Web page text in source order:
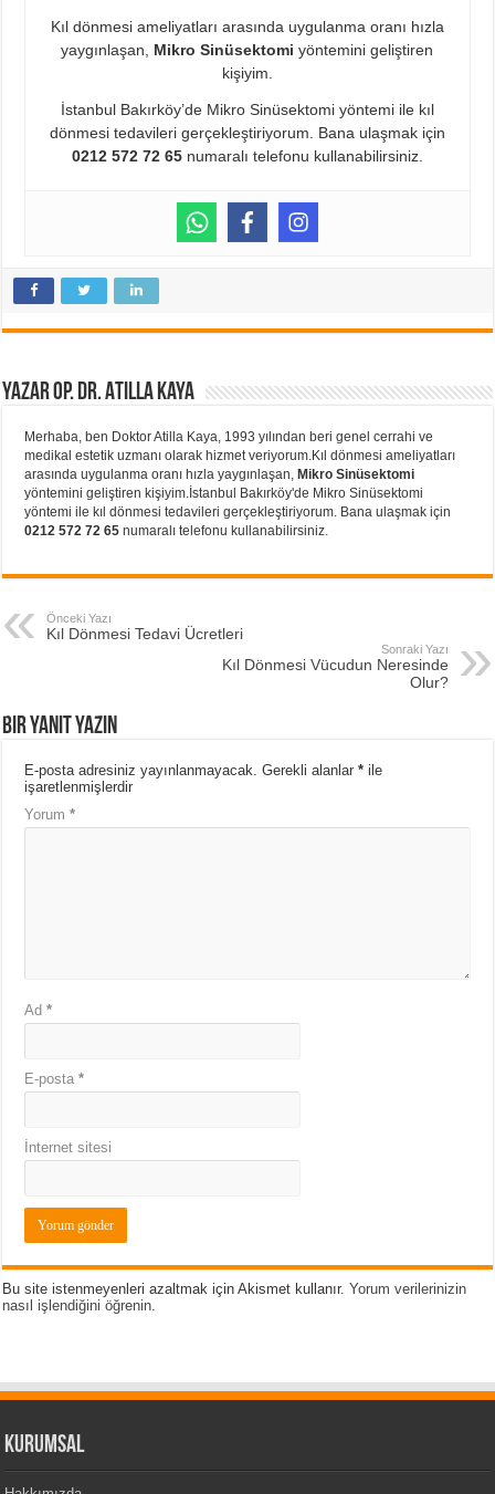
Kıl dönmesi ameliyatları arasında uygulanma oranı hızla
yaygınlaşan, Mikro Sinüsektomi yöntemini geliştiren
kişiyim.
İstanbul Bakırköy’de Mikro Sinüsektomi yöntemi ile kıl
dönmesi tedavileri gerçekleştiriyorum. Bana ulaşmak için
0212 572 72 65numaralı telefonu kullanabilirsiniz.
Yazar Op. Dr. Atilla Kaya
Merhaba, ben Doktor Atilla Kaya, 1993 yılından beri genel cerrahi ve
medikal estetik uzmanı olarak hizmet veriyorum.Kıl dönmesi ameliyatları
arasında uygulanma oranı hızla yaygınlaşan,Mikro Sinüsektomi
yöntemini geliştiren kişiyim.İstanbul Bakırköy'de Mikro Sinüsektomi
yöntemi ile kıl dönmesi tedavileri gerçekleştiriyorum. Bana ulaşmak için
0212 572 72 65 numaralı telefonu kullanabilirsiniz.
Önceki Yazı
Kıl Dönmesi Tedavi Ücretleri
Sonraki Yazı
Kıl Dönmesi Vücudun Neresinde
Olur?
Bir yanıt yazın
E-posta adresiniz yayınlanmayacak. Gerekli alanlar* ile
işaretlenmişlerdir
Yorum*
Ad*
E-posta*
İnternet sitesi
Bu site istenmeyenleri azaltmak için Akismet kullanır.Yorum verilerinizin
nasıl işlendiğini öğrenin.
Kurumsal